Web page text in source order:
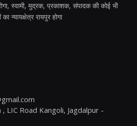
स्वामी, मुद्रक, प्रकाशक, संपादक की कोई भी
का न्यायक्षेत्र रायपुर होगा
LIC Road Kangoli, Jagdalpur -